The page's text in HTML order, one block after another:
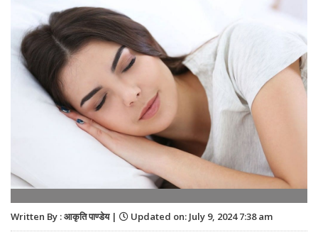
Written By : आकृति पाण्डेय | Updated on: July 9, 2024 7:38 am